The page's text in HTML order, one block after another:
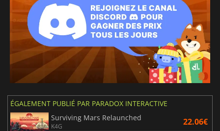
ÉGALEMENT PUBLIÉ PAR PARADOX INTERACTIVE
Surviving Mars Relaunched
K4G 22.06€